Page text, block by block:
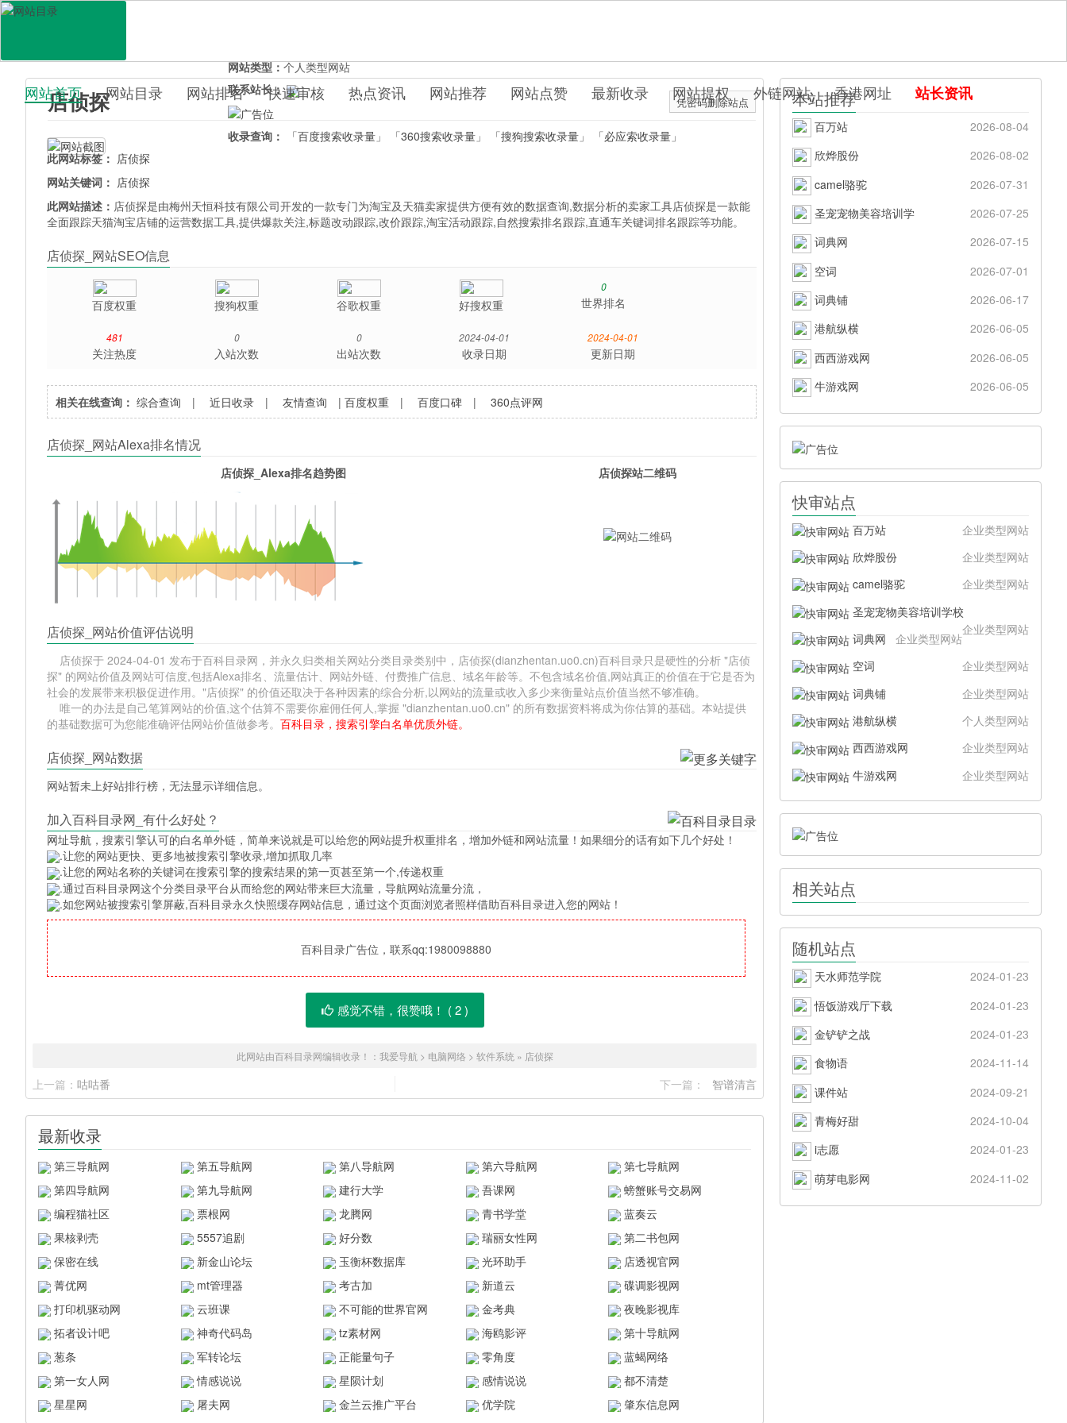
百科目录
网站首页 网站目录 网站排名 快速审核 热点资讯 网站推荐 网站点赞 最新收录 网站提权 外链网站 香港网址 站长资讯
店侦探 凭密码删除站点
网站类型：个人类型网站
联系站长：
收录查询： 「百度搜索收录量」 「360搜索收录量」 「搜狗搜索收录量」
「必应索收录量」
此网站标签： 店侦探
网站关键词： 店侦探
此网站描述： 店侦探是由梅州天恒科技有限公司开发的一款专门为淘宝及天猫卖家提供方便有效的数据查询,数据分析的卖家工具店侦探是一款能
全面跟踪天猫淘宝店铺的运营数据工具,提供爆款关注,标题改动跟踪,改价跟踪,淘宝活动跟踪,自然搜索排名跟踪,直通车关键词排名跟踪等功能。
店侦探_网站SEO信息
百度权重 搜狗权重 谷歌权重 好搜权重
0
世界排名
481
关注热度
0
入站次数
0
出站次数
2024-04-01
收录日期
2024-04-01
更新日期
相关在线查询： 综合查询 |近日收录 |友情查询 |百度权重 |百度口碑 |360点评网
店侦探_网站Alexa排名情况
店侦探_Alexa排名趋势图 店侦探站二维码
店侦探_网站价值评估说明
店侦探于 2024-04-01 发布于百科目录网，并永久归类相关网站分类目录类别中，店侦探(dianzhentan.uo0.cn)百科目录只是硬性的分析 "店侦
探" 的网站价值及网站可信度,包括Alexa排名、流量估计、网站外链、付费推广信息、域名年龄等。不包含域名价值,网站真正的价值在于它是否为
社会的发展带来积极促进作用。"店侦探" 的价值还取决于各种因素的综合分析,以网站的流量或收入多少来衡量站点价值当然不够准确。
唯一的办法是自己笔算网站的价值,这个估算不需要你雇佣任何人,掌握 "dianzhentan.uo0.cn" 的所有数据资料将成为你估算的基础。本站提供
的基础数据可为您能准确评估网站价值做参考。百科目录，搜索引擎白名单优质外链。
店侦探_网站数据
网站暂未上好站排行榜，无法显示详细信息。
加入百科目录网_有什么好处？
网址导航 ，搜素引擎认可的白名单外链，简单来说就是可以给您的网站提升权重排名，增加外链和网站流量！如果细分的话有如下几个好处！
.让您的网站更快、更多地被搜索引擎收录,增加抓取几率
.让您的网站名称的关键词在搜索引擎的搜索结果的第一页甚至第一个,传递权重
.通过百科目录网这个分类目录平台从而给您的网站带来巨大流量，导航网站流量分流，
.如您网站被搜索引擎屏蔽,百科目录永久快照缓存网站信息，通过这个页面浏览者照样借助百科目录进入您的网站！
百科目录广告位，联系qq:1980098880
感觉不错，很赞哦！ ( 2)
此网站由百科目录网编辑收录！： 我爱导航 > 电脑网络 > 软件系统 » 店侦探
上一篇： 咕咕番 下一篇： 智谱清言
最新收录
第三导航网 第五导航网 第八导航网 第六导航网
第七导航网
第四导航网
第九导航网 建行大学 吾课网
螃蟹账号交易网
编程猫社区
票根网 龙腾网 青书学堂
蓝奏云
果核剥壳
5557追剧 好分数 瑞丽女性网
第二书包网
保密在线
新金山论坛 玉衡杯数据库 光环助手
店透视官网
菁优网
mt管理器 考古加 新道云
碟调影视网
打印机驱动网
云班课 不可能的世界官网 金考典
夜晚影视库
拓者设计吧
神奇代码岛 tz素材网 海鸥影评
第十导航网
葱条
军转论坛 正能量句子 零角度
蓝蝎网络
第一女人网
情感说说 星陨计划 感情说说
都不清楚
星星网
屠夫网 金兰云推广平台 优学院 肇东信息网
本站推荐
百万站
2026-08-04
欣烨股份
2026-08-02
camel骆驼
2026-07-31
圣宠宠物美容培训学
2026-07-25
词典网
2026-07-15
空词
2026-07-01
词典铺
2026-06-17
港航纵横
2026-06-05
西西游戏网
2026-06-05
牛游戏网
2026-06-05
快审站点
百万站
企业类型网站
欣烨股份
企业类型网站
camel骆驼
企业类型网站
圣宠宠物美容培训学校
企业类型网站
词典网
企业类型网站
空词
企业类型网站
词典铺
企业类型网站
港航纵横
个人类型网站
西西游戏网
企业类型网站
牛游戏网
企业类型网站
相关站点
随机站点
天水师范学院
2024-01-23
悟饭游戏厅下载
2024-01-23
金铲铲之战
2024-01-23
食物语
2024-11-14
课件站
2024-09-21
青梅好甜
2024-10-04
i志愿
2024-01-23
萌芽电影网
2024-11-02